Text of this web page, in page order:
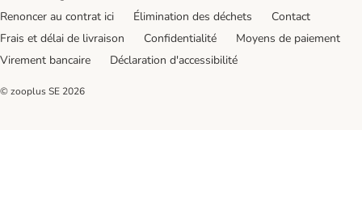
Renoncer au contrat ici
Élimination des déchets
Contact
Frais et délai de livraison
Confidentialité
Moyens de paiement
Virement bancaire
Déclaration d'accessibilité
© zooplus SE 2026